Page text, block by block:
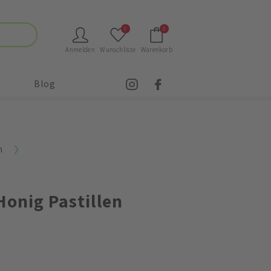
Anmelden
0
Wunschliste
0
Warenkorb
Blog
Pastillen